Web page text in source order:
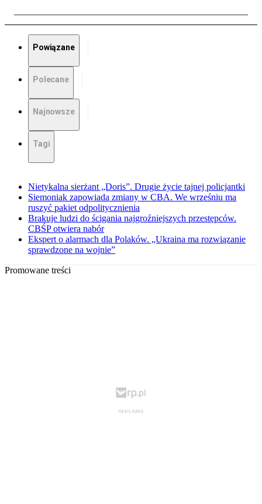
Powiązane
Polecane
Najnowsze
Tagi
Nietykalna sierżant „Doris”. Drugie życie tajnej policjantki
Siemoniak zapowiada zmiany w CBA. We wrześniu ma
ruszyć pakiet odpolitycznienia
Brakuje ludzi do ścigania najgroźniejszych przestępców.
CBŚP otwiera nabór
Ekspert o alarmach dla Polaków. „Ukraina ma rozwiązanie
sprawdzone na wojnie”
Promowane treści